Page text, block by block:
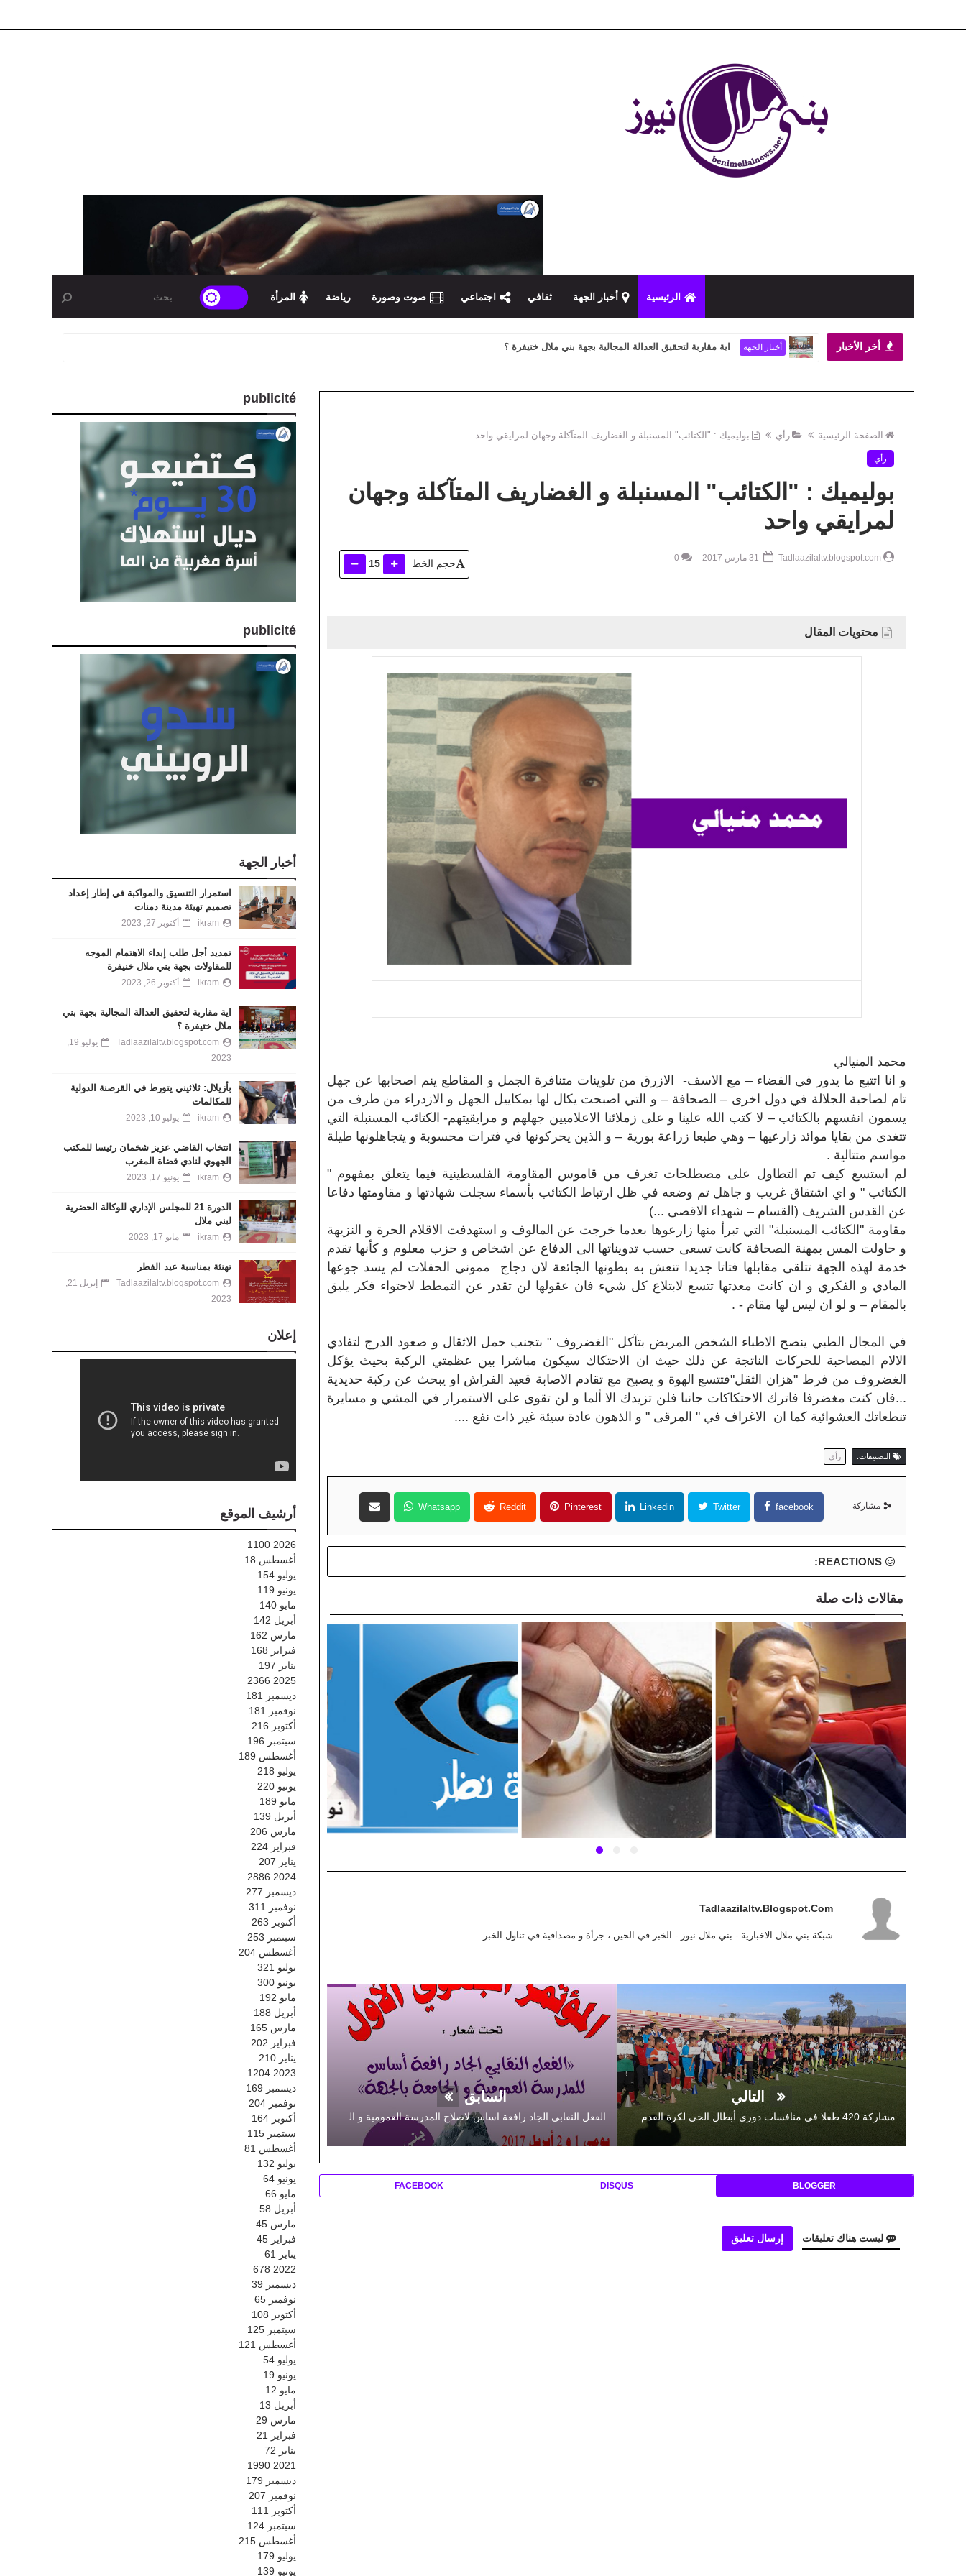
الرئيسية أخبار الجهة ثقافي اجتماعي صوت وصورة رياضة المرأة
أخر الأخبار أخبار الجهة اية مقاربة لتحقيق العدالة المجالية بجهة بني ملال ختيفرة ؟
الصفحة الرئيسية رأي بوليميك : "الكتائب" المسنبلة و الغضاريف المتآكلة وجهان لمرايقي واحد
رأي
بوليميك : "الكتائب" المسنبلة و الغضاريف المتآكلة وجهان
لمرايقي واحد
Tadlaazilaltv.blogspot.com
0 حجم الخط 15
محتويات المقال
محمد المنيالي
و انا اتتبع ما يدور في الفضاء – مع الاسف- الازرق من تلوينات متنافرة الجمل و المقاطع ينم اصحابها عن جهل
تام لصاحبة الجلالة في دول اخرى – الصحافة – و التي اصبحت يكال لها بمكاييل الجهل و الازدراء من طرف من
يسمون انفسهم بالكتائب – لا كتب الله علينا و على زملائنا الاعلاميين جهلهم و مرايقيتهم- الكتائب المسنبلة التي
تتغدى من بقايا موائد زارعيها – وهي طبعا زراعة بورية – و الذين يحركونها في فترات محسوبة و يتجاهلونها طيلة
مواسم متتالية .
لم استسغ كيف تم التطاول على مصطلحات تغرف من قاموس المقاومة الفلسطينية فيما يتعلق بمفهوم "
الكتائب " و اي اشتقاق غريب و جاهل تم وضعه في ظل ارتباط الكتائب بأسماء سجلت شهادتها و مقاومتها دفاعا
عن القدس الشريف (القسام – شهداء الاقصى ...)
مقاومة "الكتائب المسنبلة" التي تبرأ منها زارعوها بعدما خرجت عن المالوف و استهدفت الاقلام الحرة و النزيهة
و حاولت المس بمهنة الصحافة كانت تسعى حسب تدويناتها الى الدفاع عن اشخاص و حزب معلوم و كأنها تقدم
خدمة لهذه الجهة تتلقى مقابلها فتاتا جديدا تنعش به بطونها الجائعة لان دجاج مموني الحفلات لم يسد جوعها
المادي و الفكري و ان كانت معدتها تتسع لابتلاع كل شيء فان عقولها لن تقدر عن التمطط لاحتواء فكر يليق
بالمقام – و لو ان ليس لها مقام - .
في المجال الطبي ينصح الاطباء الشخص المريض بتآكل "الغضروف " بتجنب حمل الاثقال و صعود الدرج لتفادي
الالام المصاحبة للحركات الناتجة عن ذلك حيث ان الاحتكاك سيكون مباشرا بين عظمتي الركبة بحيث يؤكل
الغضروف من فرط "هزان الثقل"فتتسع الهوة و يصبح مع تقادم الاصابة قعيد الفراش او يبحث عن ركبة حديدية
...فان كنت مغضرفا فاترك الاحتكاكات جانبا فلن تزيدك الا ألما و لن تقوى على الاستمرار في المشي و مسايرة
تنطعاتك العشوائية كما ان الاغراف في " المرقى " و الذهون عادة سيئة غير ذات نفع ....
التصنيفات: رأي
مشاركة facebook
Twitter
Linkedin
Pinterest
Reddit
Whatsapp
REACTIONS:
مقالات ذات صلة
Tadlaazilaltv.blogspot.com
شبكة بني ملال الاخبارية - بني ملال نيوز - الخبر في الحين ، جرأة و مصداقية في تناول الخبر
التالي
مشاركة 420 طفلا في منافسات دوري أبطال الحي لكرة القدم بقصبة تادلة
السابق
الفعل النقابي الجاد رافعة اساس لاصلاح المدرسة العمومية و الجامعة بالجهة
BLOGGER
DISQUS
FACEBOOK
ليست هناك تعليقات إرسال تعليق
publicité
publicité
أخبار الجهة
استمرار التنسيق والمواكبة في إطار إعداد
تصميم تهيئة مدينة دمنات
ikram أكتوبر 27, 2023
تمديد أجل طلب إبداء الاهتمام الموجه
للمقاولات بجهة بني ملال خنيفرة
ikram أكتوبر 26, 2023
اية مقاربة لتحقيق العدالة المجالية بجهة بني
ملال ختيفرة ؟
Tadlaazilaltv.blogspot.com
يوليو 19,
2023
بأزيلال: ثلاثيني يتورط في القرصنة الدولية
للمكالمات
ikram يوليو 10, 2023
انتخاب القاضي عزيز شخمان رئيسا للمكتب
الجهوي لنادي قضاة المغرب
ikram يونيو 17, 2023
الدورة 21 للمجلس الإداري للوكالة الحضرية
لبني ملال
ikram مايو 17, 2023
تهنئة بمناسبة عيد الفطر
Tadlaazilaltv.blogspot.com
إبريل 21,
2023
إعلان
أرشيف الموقع
2026
1100
أغسطس 18
يوليو 154
يونيو 119
مايو 140
أبريل 142
مارس 162
فبراير 168
يناير 197
2025
2366
ديسمبر
181
نوفمبر
181
أكتوبر 216
سبتمبر 196
أغسطس 189
يوليو 218
يونيو 220
مايو 189
أبريل 139
مارس 206
فبراير 224
يناير 207
2024
2886
ديسمبر 277
نوفمبر
311
أكتوبر 263
سبتمبر 253
أغسطس 204
يوليو 321
يونيو 300
مايو 192
أبريل 188
مارس 165
فبراير 202
يناير 210
2023
1204
ديسمبر 169
نوفمبر 204
أكتوبر 164
سبتمبر 115
أغسطس 81
يوليو 132
يونيو 64
مايو 66
أبريل 58
مارس 45
فبراير 45
يناير
61
2022
678
ديسمبر 39
نوفمبر 65
أكتوبر 108
سبتمبر 125
أغسطس 121
يوليو 54
يونيو 19
مايو 12
أبريل 13
مارس 29
فبراير
21
يناير 72
2021
1990
ديسمبر 179
نوفمبر 207
أكتوبر
111
سبتمبر 124
أغسطس 215
يوليو 179
يونيو 139